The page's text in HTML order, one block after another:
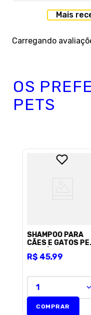
★★ ★
Seu nome
Endereço
Escreva
Mais
Carregando
OS
PETS
SHAMPOO PARA
CÃES E GATOS
DOG FRASCO
R$ 45,99
1
COMPRAR